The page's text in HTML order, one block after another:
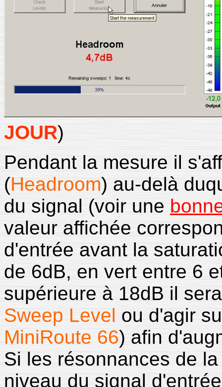
JOUR)
Pendant la mesure il
(Headroom) au-delà
du signal (voir une
valeur affichée
d'entrée avant la
de 6dB, en vert entre 6
supérieure à 18dB il
Sweep Level ou d'agir
MiniRoute 66) afin
Si les résonnances de
niveau du signal